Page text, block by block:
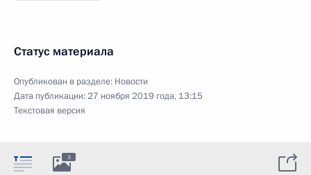
Статус материала
Опубликован в разделе: Новости
Дата публикации:27 ноября 2019 года, 13:15
Текстовая версия
3